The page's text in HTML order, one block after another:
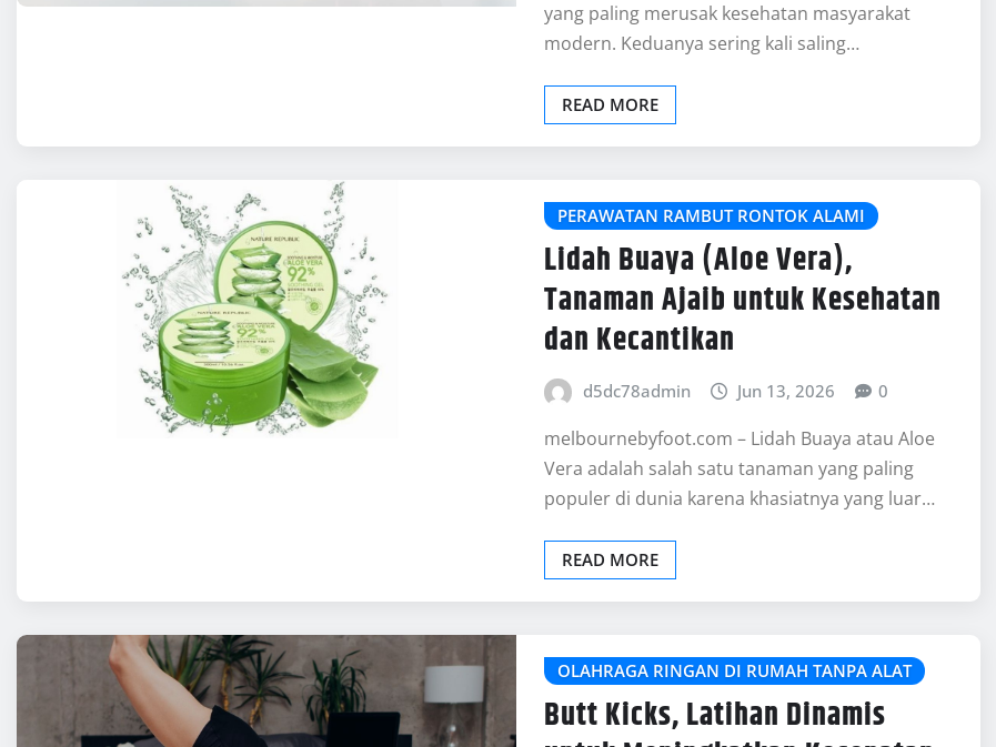
yang paling merusak kesehatan masyarakat
modern. Keduanya sering kali saling…
READ MORE
PERAWATAN RAMBUT RONTOK ALAMI
Lidah Buaya (Aloe Vera),
Tanaman Ajaib untuk Kesehatan
dan Kecantikan
d5dc78admin Jun 13, 2026 0
melbournebyfoot.com – Lidah Buaya atau Aloe
Vera adalah salah satu tanaman yang paling
populer di dunia karena khasiatnya yang luar…
READ MORE
OLAHRAGA RINGAN DI RUMAH TANPA ALAT
Butt Kicks, Latihan Dinamis